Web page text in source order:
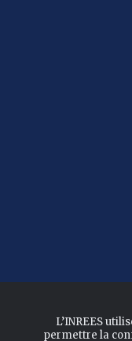
L’INREES
permettre la